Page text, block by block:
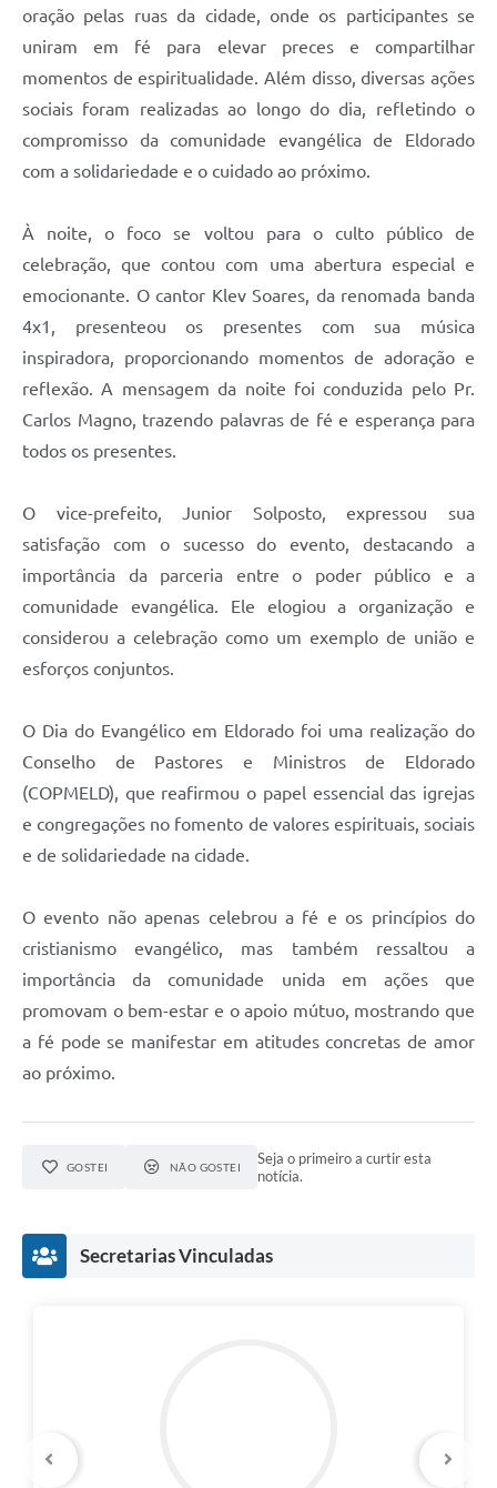
oração pelas ruas da cidade, onde os participantes se
uniram em fé para elevar preces e compartilhar
momentos de espiritualidade. Além disso, diversas ações
sociais foram realizadas ao longo do dia, refletindo o
compromisso da comunidade evangélica de Eldorado
com a solidariedade e o cuidado ao próximo.
À noite, o foco se voltou para o culto público de
celebração, que contou com uma abertura especial e
emocionante. O cantor Klev Soares, da renomada banda
4x1, presenteou os presentes com sua música
inspiradora, proporcionando momentos de adoração e
reflexão. A mensagem da noite foi conduzida pelo Pr.
Carlos Magno, trazendo palavras de fé e esperança para
todos os presentes.
O vice-prefeito, Junior Solposto, expressou sua
satisfação com o sucesso do evento, destacando a
importância da parceria entre o poder público e a
comunidade evangélica. Ele elogiou a organização e
considerou a celebração como um exemplo de união e
esforços conjuntos.
O Dia do Evangélico em Eldorado foi uma realização do
Conselho de Pastores e Ministros de Eldorado
(COPMELD), que reafirmou o papel essencial das igrejas
e congregações no fomento de valores espirituais, sociais
e de solidariedade na cidade.
O evento não apenas celebrou a fé e os princípios do
cristianismo evangélico, mas também ressaltou a
importância da comunidade unida em ações que
promovam o bem-estar e o apoio mútuo, mostrando que
a fé pode se manifestar em atitudes concretas de amor
ao próximo.
GOSTEI NÃO GOSTEI
Seja o primeiro a curtir esta
notícia.
Secretarias Vinculadas